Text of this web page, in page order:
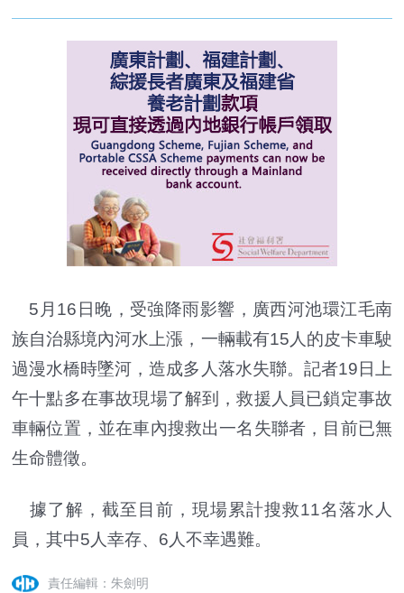
5月16日晚，受強降雨影響，廣西河池環江毛南
族自治縣境內河水上漲，一輛載有15人的皮卡車駛
過漫水橋時墜河，造成多人落水失聯。記者19日上
午十點多在事故現場了解到，救援人員已鎖定事故
車輛位置，並在車內搜救出一名失聯者，目前已無
生命體徵。
據了解，截至目前，現場累計搜救11名落水人
員，其中5人幸存、6人不幸遇難。
責任編輯：朱劍明